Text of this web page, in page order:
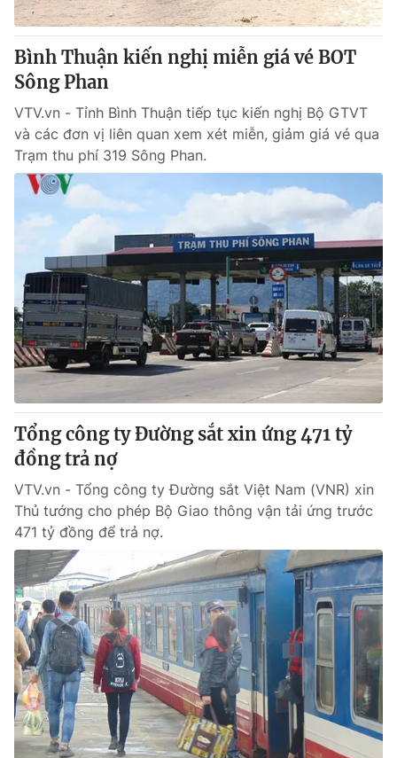
® Cấm sao chép dưới mọi hình thức nếu không có sự chấp
thuận bằng văn bản. Ghi rõ nguồn VTV.vn khi phát hành lại
thông tin từ website này.
Bình Thuận kiến nghị miễn giá vé BOT
Sông Phan
VTV.vn - Tỉnh Bình Thuận tiếp tục kiến nghị Bộ GTVT
và các đơn vị liên quan xem xét miễn, giảm giá vé qua
Trạm thu phí 319 Sông Phan.
Tổng công ty Đường sắt xin ứng 471 tỷ
đồng trả nợ
VTV.vn - Tổng công ty Đường sắt Việt Nam (VNR) xin
Thủ tướng cho phép Bộ Giao thông vận tải ứng trước
471 tỷ đồng để trả nợ.